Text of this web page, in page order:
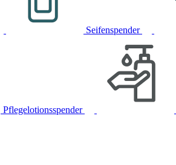
Seifenspender
Pflegelotionsspender